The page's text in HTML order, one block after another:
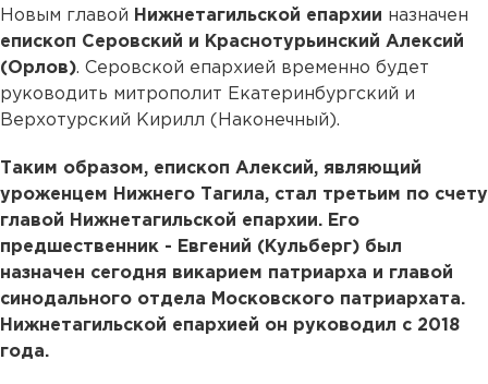
Новым главой Нижнетагильской епархии назначен
епископ Серовский и Краснотурьинский Алексий
(Орлов). Серовской епархией временно будет
руководить митрополит Екатеринбургский и
Верхотурский Кирилл (Наконечный).
Таким образом, епископ Алексий, являющий
уроженцем Нижнего Тагила, стал третьим по счету
главой Нижнетагильской епархии. Его
предшественник - Евгений (Кульберг) был
назначен сегодня викарием патриарха и главой
синодального отдела Московского патриархата.
Нижнетагильской епархией он руководил с 2018
года.